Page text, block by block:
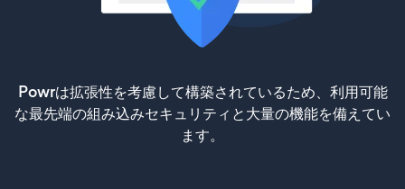
Powrは拡張性を考慮して構築されているため、利用可能
な最先端の組み込みセキュリティと大量の機能を備えてい
ます。